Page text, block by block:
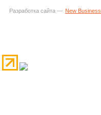
Разработка сайта — New